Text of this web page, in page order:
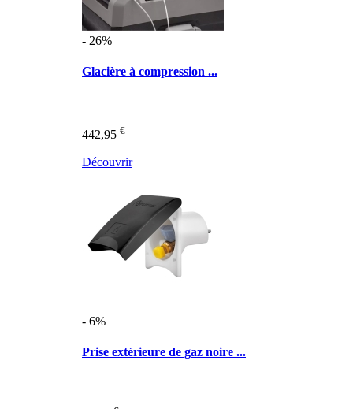
- 26%
Glacière à compression ...
442,95 €
Découvrir
- 6%
Prise extérieure de gaz noire ...